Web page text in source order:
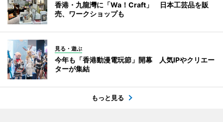
香港・九龍灣に「Wa！Craft」 日本工芸品を販
売、ワークショップも
見る・遊ぶ
今年も「香港動漫電玩節」開幕 人気IPやクリエー
ターが集結
もっと見る